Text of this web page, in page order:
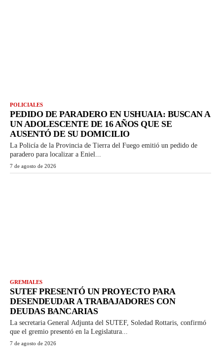
POLICIALES
PEDIDO DE PARADERO EN USHUAIA: BUSCAN A
UN ADOLESCENTE DE 16 AÑOS QUE SE
AUSENTÓ DE SU DOMICILIO
La Policía de la Provincia de Tierra del Fuego emitió un pedido de
paradero para localizar a Eniel...
7 de agosto de 2026
GREMIALES
SUTEF PRESENTÓ UN PROYECTO PARA
DESENDEUDAR A TRABAJADORES CON
DEUDAS BANCARIAS
La secretaria General Adjunta del SUTEF, Soledad Rottaris, confirmó
que el gremio presentó en la Legislatura...
7 de agosto de 2026